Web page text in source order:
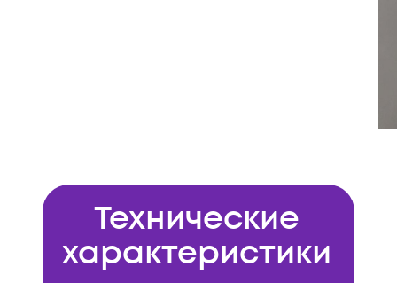
Технические
характеристики